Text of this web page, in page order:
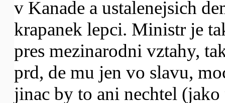
v Kanade a ustalenejsich
krapanek lepci. Ministr je
pres mezinarodni vztahy,
prd, de mu jen vo slavu,
jinac by to ani nechtel